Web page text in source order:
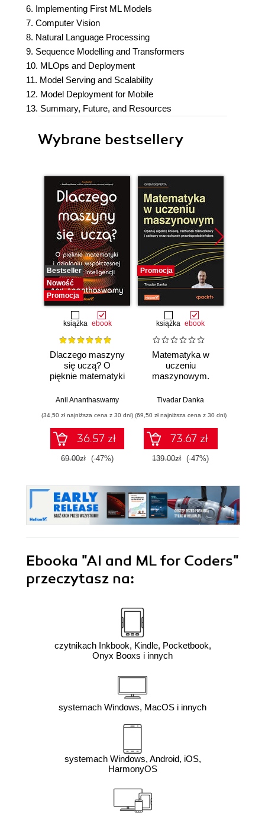
6. Implementing First ML Models
7. Computer Vision
8. Natural Language Processing
9. Sequence Modelling and Transformers
10. MLOps and Deployment
11. Model Serving and Scalability
12. Model Deployment for Mobile
13. Summary, Future, and Resources
Wybrane bestsellery
Bestseller
Nowość
Promocja
książka ebook
Dlaczego maszyny
się uczą? O
pięknie matematyki
współczesnej
inteligencji
Anil Ananthaswamy
(34,50 zł najniższa cena z 30 dni)
36.57 zł
69.00zł (-47%)
Promocja
książka ebook
Matematyka w
uczeniu
maszynowym.
liniową, rachunek
całkowy oraz
rachunek
prawdopodobieństwa
Tivadar Danka
(69,50 zł najniższa cena z 30 dni)
73.67 zł
139.00zł (-47%)
Ebooka "AI and ML for Coders"
przeczytasz na:
czytnikach Inkbook, Kindle, Pocketbook,
Onyx Booxs i innych
systemach Windows, MacOS i innych
systemach Windows, Android, iOS,
HarmonyOS